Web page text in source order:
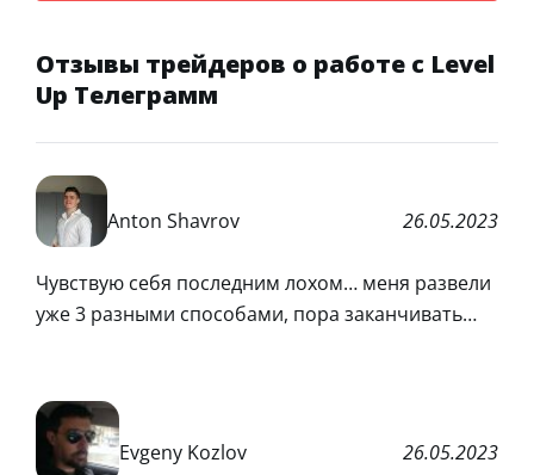
Отзывы трейдеров о работе с Level
Up Телеграмм
Anton Shavrov 26.05.2023
Чувствую себя последним лохом… меня развели
уже 3 разными способами, пора заканчивать…
Evgeny Kozlov 26.05.2023